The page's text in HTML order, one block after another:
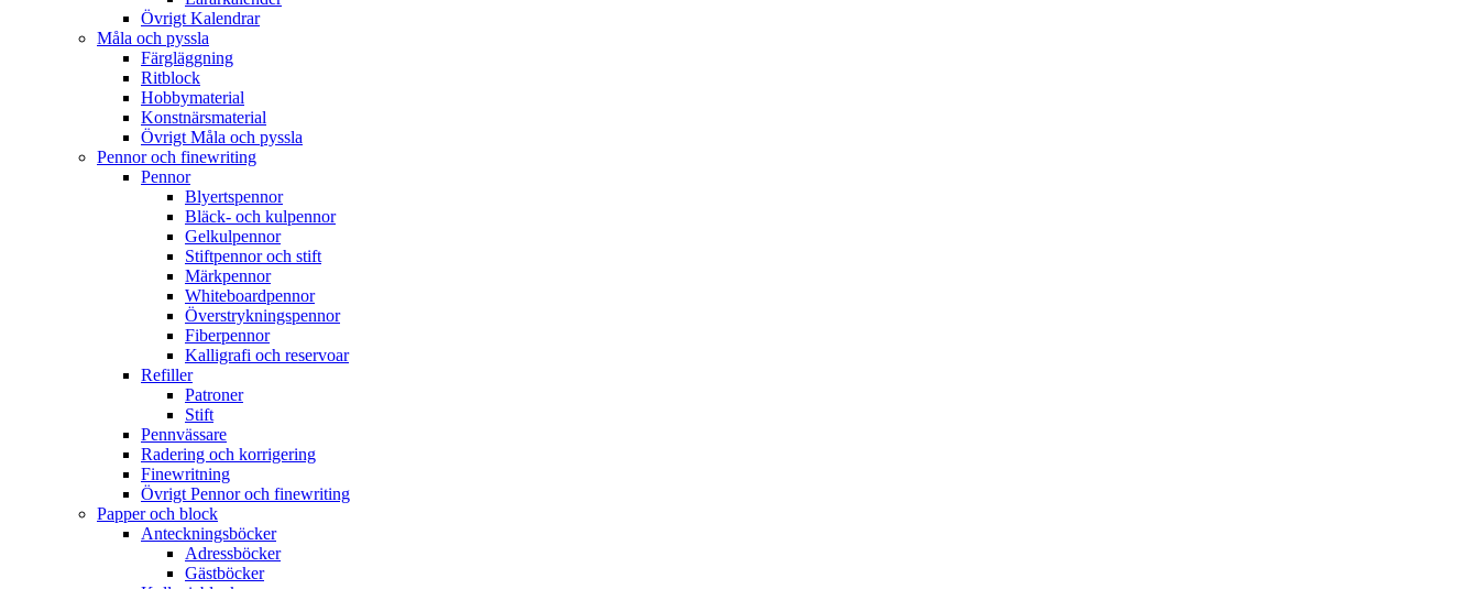
Övrigt Kalendrar
Måla och pyssla
Färgläggning
Ritblock
Hobbymaterial
Konstnärsmaterial
Övrigt Måla och pyssla
Pennor och finewriting
Pennor
Blyertspennor
Bläck- och kulpennor
Gelkulpennor
Stiftpennor och stift
Märkpennor
Whiteboardpennor
Överstrykningspennor
Fiberpennor
Kalligrafi och reservoar
Refiller
Patroner
Stift
Pennvässare
Radering och korrigering
Finewritning
Övrigt Pennor och finewriting
Papper och block
Anteckningsböcker
Adressböcker
Gästböcker